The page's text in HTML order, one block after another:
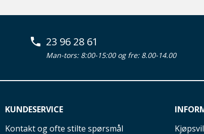
23 96 28 61
Man-tors: 8:00-15:00 og fre: 8.00-14.00
KUNDESERVICE
Kontakt og ofte stilte spørsmål